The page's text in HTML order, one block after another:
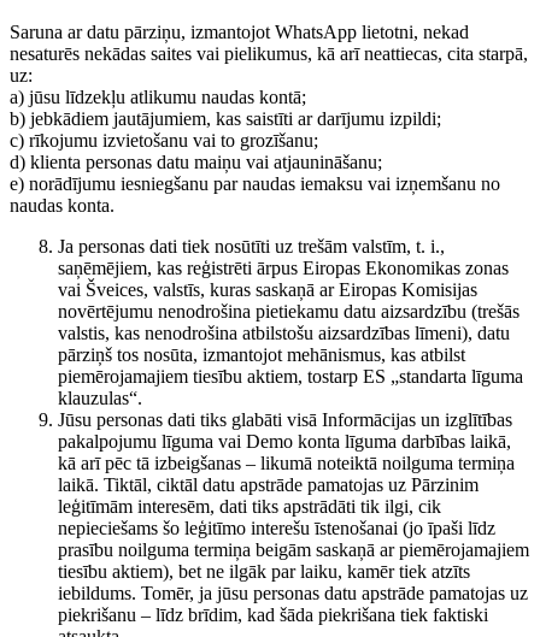
Saruna ar datu pārziņu, izmantojot WhatsApp lietotni, nekad
nesaturēs nekādas saites vai pielikumus, kā arī neattiecas, cita starpā,
uz:
a) jūsu līdzekļu atlikumu naudas kontā;
b) jebkādiem jautājumiem, kas saistīti ar darījumu izpildi;
c) rīkojumu izvietošanu vai to grozīšanu;
d) klienta personas datu maiņu vai atjaunināšanu;
e) norādījumu iesniegšanu par naudas iemaksu vai izņemšanu no
naudas konta.
Ja personas dati tiek nosūtīti uz trešām valstīm, t. i.,
saņēmējiem, kas reģistrēti ārpus Eiropas Ekonomikas zonas
vai Šveices, valstīs, kuras saskaņā ar Eiropas Komisijas
novērtējumu nenodrošina pietiekamu datu aizsardzību (trešās
valstis, kas nenodrošina atbilstošu aizsardzības līmeni), datu
pārziņš tos nosūta, izmantojot mehānismus, kas atbilst
piemērojamajiem tiesību aktiem, tostarp ES „standarta līguma
klauzulas“.
Jūsu personas dati tiks glabāti visā Informācijas un izglītības
pakalpojumu līguma vai Demo konta līguma darbības laikā,
kā arī pēc tā izbeigšanas – likumā noteiktā noilguma termiņa
laikā. Tiktāl, ciktāl datu apstrāde pamatojas uz Pārzinim
leģitīmām interesēm, dati tiks apstrādāti tik ilgi, cik
nepieciešams šo leģitīmo interešu īstenošanai (jo īpaši līdz
prasību noilguma termiņa beigām saskaņā ar piemērojamajiem
tiesību aktiem), bet ne ilgāk par laiku, kamēr tiek atzīts
iebildums. Tomēr, ja jūsu personas datu apstrāde pamatojas uz
piekrišanu – līdz brīdim, kad šāda piekrišana tiek faktiski